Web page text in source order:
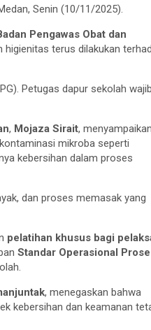
Senin (10/11/2025).
Pengawas Obat dan
terus dilakukan
Petugas dapur sekolah wajib
, Mojaza Sirait, menyampaikan
mikroba seperti
kebersihan dalam proses
dan proses memasak yang
pelatihan khusus bagi
Standar Operasional
, menegaskan bahwa
kebersihan dan keamanan